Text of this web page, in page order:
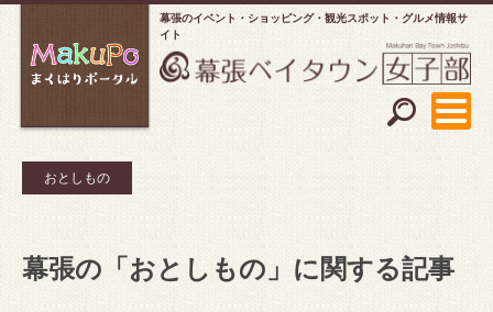
幕張のイベント・ショッピング
観光スポット・グルメ情報サ
イト
おとしもの
幕張の「おとしもの」に関する記事